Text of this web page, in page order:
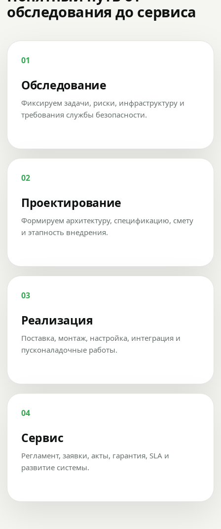
обследования до сервиса
01
Обследование
Фиксируем задачи, риски, инфраструктуру и
требования службы безопасности.
02
Проектирование
Формируем архитектуру, спецификацию, смету
и этапность внедрения.
03
Реализация
Поставка, монтаж, настройка, интеграция и
пусконаладочные работы.
04
Сервис
Регламент, заявки, акты, гарантия, SLA и
развитие системы.